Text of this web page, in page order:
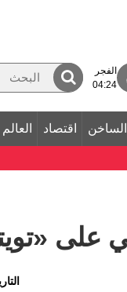
الفجر
04:24
اقتصاد العالم
على